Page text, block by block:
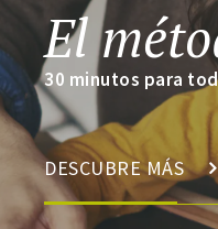
El
30 minutos para
DESCUBRE MÁS